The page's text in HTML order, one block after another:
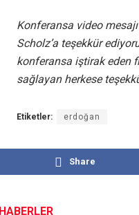
Konferansa video
Scholz’a teşekkür
konferansa iştirak eden
sağlayan herkese
Etiketler: erdoğan
Share
HABERLER